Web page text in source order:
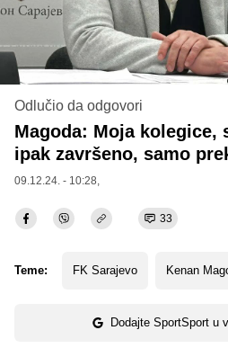
Odlučio da odgovori
Magoda: Moja kolegice,
ipak završeno, samo
09.12.24. - 10:28,
33
Teme: FK Sarajevo Kenan
Dodajte SportSport u